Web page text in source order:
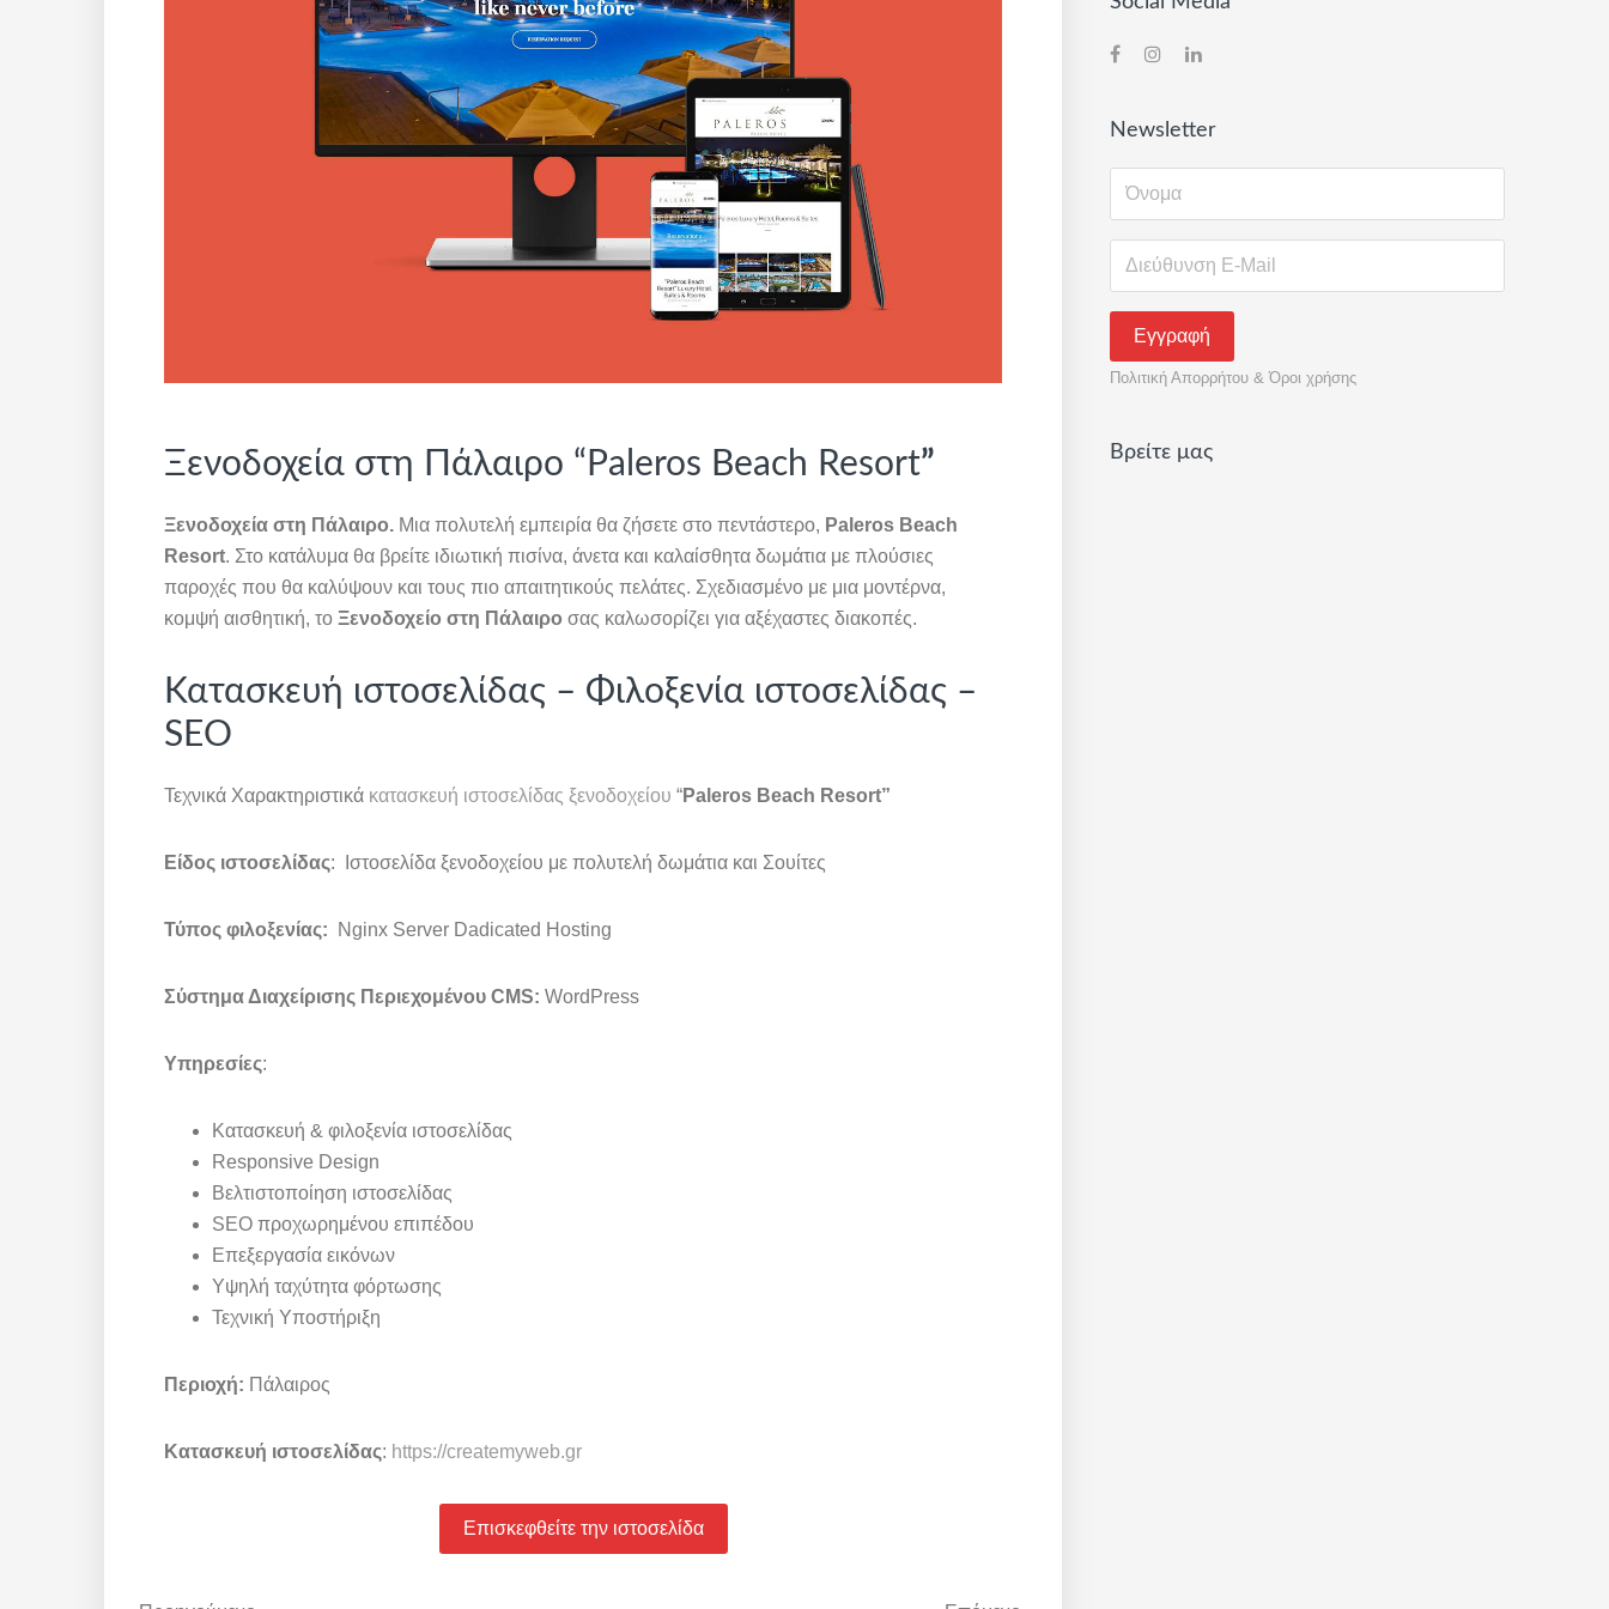
Ξενοδοχεία στη Πάλαιρο “Paleros Beach Resort”
Ξενοδοχεία στη Πάλαιρο. Μια πολυτελή εμπειρία θα ζήσετε στο πεντάστερο, Paleros Beach
Resort. Στο κατάλυμα θα βρείτε ιδιωτική πισίνα, άνετα και καλαίσθητα δωμάτια με πλούσιες
παροχές που θα καλύψουν και τους πιο απαιτητικούς πελάτες. Σχεδιασμένο με μια μοντέρνα,
κομψή αισθητική, το Ξενοδοχείο στη Πάλαιρο σας καλωσορίζει για αξέχαστες διακοπές.
Κατασκευή ιστοσελίδας – Φιλοξενία ιστοσελίδας –
SEO
Τεχνικά Χαρακτηριστικά κατασκευή ιστοσελίδας ξενοδοχείου “Paleros Beach Resort”
Είδος ιστοσελίδας: Ιστοσελίδα ξενοδοχείου με πολυτελή δωμάτια και Σουίτες
Τύπος φιλοξενίας: Nginx Server Dadicated Hosting
Σύστημα Διαχείρισης Περιεχομένου CMS: WordPress
Υπηρεσίες:
Κατασκευή & φιλοξενία ιστοσελίδας
Responsive Design
Βελτιστοποίηση ιστοσελίδας
SEO προχωρημένου επιπέδου
Επεξεργασία εικόνων
Υψηλή ταχύτητα φόρτωσης
Τεχνική Υποστήριξη
Περιοχή: Πάλαιρος
Κατασκευή ιστοσελίδας: https://createmyweb.gr
Επισκεφθείτε την ιστοσελίδα
Newsletter
Πολιτική Απορρήτου & Όροι χρήσης
Βρείτε μας